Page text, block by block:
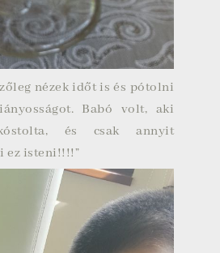
nézek időt is és pótolni
Babó volt, aki
és csak annyit
ez isteni!!!!”